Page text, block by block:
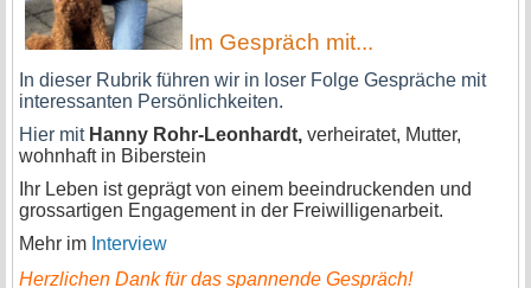
Im Gespräch mit...
In dieser Rubrik führen wir in loser Folge Gespräche mit
interessanten Persönlichkeiten.
Hier mit Hanny Rohr-Leonhardt, verheiratet, Mutter,
wohnhaft in Biberstein
Ihr Leben ist geprägt von einem beeindruckenden und
grossartigen Engagement in der Freiwilligenarbeit.
Mehr im Interview
Herzlichen Dank für das spannende Gespräch!